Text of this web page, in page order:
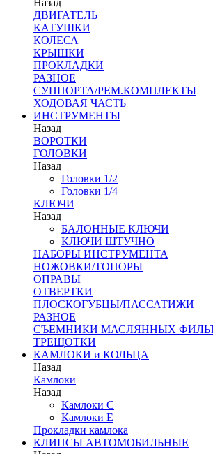
Назад
ДВИГАТЕЛЬ
КАТУШКИ
КОЛЕСА
КРЫШКИ
ПРОКЛАДКИ
РАЗНОЕ
СУППОРТА/РЕМ.КОМПЛЕКТЫ
ХОДОВАЯ ЧАСТЬ
ИНСТРУМЕНТЫ
Назад
ВОРОТКИ
ГОЛОВКИ
Назад
Головки 1/2
Головки 1/4
КЛЮЧИ
Назад
БАЛОННЫЕ КЛЮЧИ
КЛЮЧИ ШТУЧНО
НАБОРЫ ИНСТРУМЕНТА
НОЖОВКИ/ТОПОРЫ
ОПРАВЫ
ОТВЕРТКИ
ПЛОСКОГУБЦЫ/ПАССАТИЖИ
РАЗНОЕ
СЪЕМНИКИ МАСЛЯННЫХ
ТРЕЩОТКИ
КАМЛОКИ и КОЛЬЦА
Назад
Камлоки
Назад
Камлоки C
Камлоки Е
Прокладки камлока
КЛИПСЫ АВТОМОБИЛЬНЫЕ